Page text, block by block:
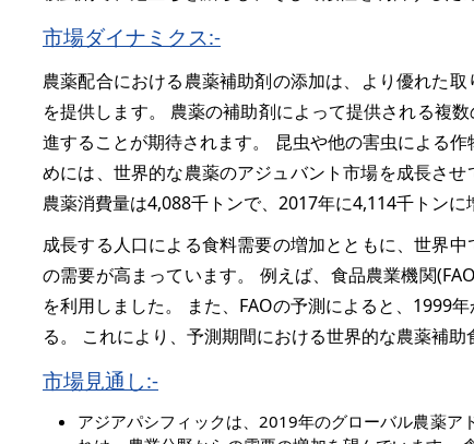
市場ダイナミクス:-
農薬配合における農薬補助剤の添加は、より優れた
を提供します。 農薬の補助剤によって提供される複
進することが期待されます。 昆虫や他の害虫による
めには、世界的な農薬のアジュバント市場を成長さ
農薬消費量は4,088千トンで、2017年に4,114千トンに
成長する人口による食料需要の増加とともに、世界
の需要が高まっています。 例えば、食品農業機関
を利用しました。 また、FAOの予測によると、1999
る。 これにより、予測期間における世界的な農薬補助
市場見通し:-
アジアパシフィックは、2019年のグローバル農薬ア